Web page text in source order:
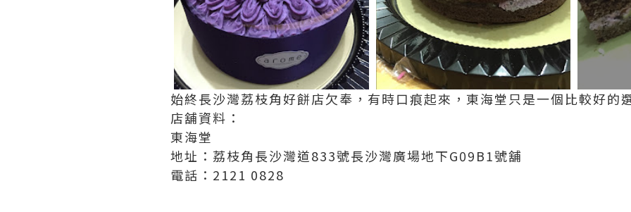
始終長沙灣荔枝角好餅店欠奉，有時口痕起來，東海堂只是一個比較好的
店舖資料：
東海堂
地址：荔枝角長沙灣道833號長沙灣廣場地下G09B1號舖
電話：2121 0828